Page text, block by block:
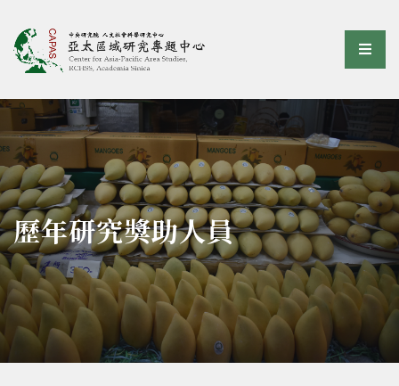
亞太區域研究專題中心選
:::
歷年研究獎助人員